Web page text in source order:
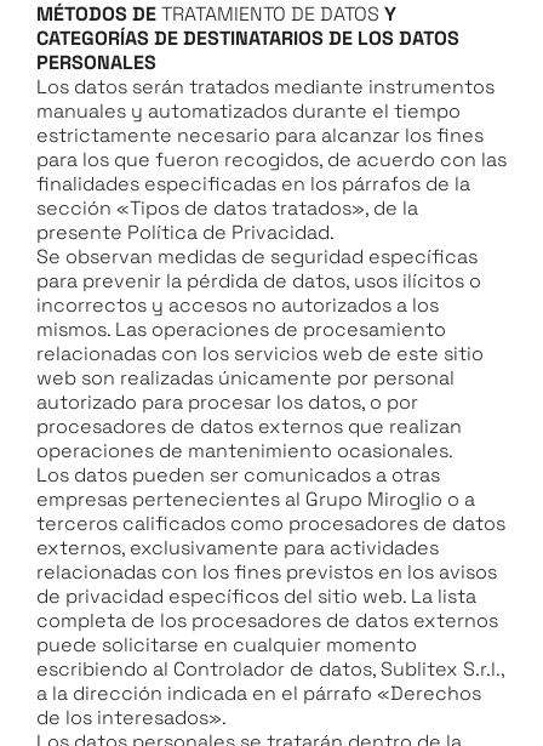
MÉTODOS DETRATAMIENTO DE DATOS Y
CATEGORÍAS DE DESTINATARIOS DE LOS DATOS
PERSONALES
Los datos serán tratados mediante instrumentos
manuales y automatizados durante el tiempo
estrictamente necesario para alcanzar los fines
para los que fueron recogidos, de acuerdo con las
finalidades especificadas en los párrafos de la
sección «Tipos de datos tratados», de la
presente Política de Privacidad.
Se observan medidas de seguridad específicas
para prevenir la pérdida de datos, usos ilícitos o
incorrectos y accesos no autorizados a los
mismos. Las operaciones de procesamiento
relacionadas con los servicios web de este sitio
web son realizadas únicamente por personal
autorizado para procesar los datos, o por
procesadores de datos externos que realizan
operaciones de mantenimiento ocasionales.
Los datos pueden ser comunicados a otras
empresas pertenecientes al Grupo Miroglio o a
terceros calificados como procesadores de datos
externos, exclusivamente para actividades
relacionadas con los fines previstos en los avisos
de privacidad específicos del sitio web. La lista
completa de los procesadores de datos externos
puede solicitarse en cualquier momento
escribiendo al Controlador de datos, Sublitex S.r.l.,
a la dirección indicada en el párrafo «Derechos
de los interesados».